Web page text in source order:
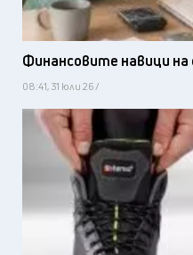
Финансовите навици на
08:41, 31 юли 26 /